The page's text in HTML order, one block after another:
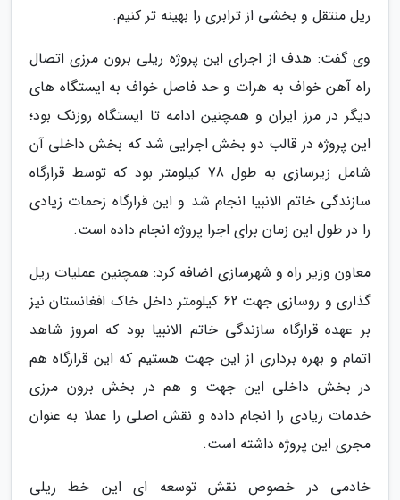
ریل منتقل و بخشی از ترابری را بهینه تر کنیم.
وی گفت: هدف از اجرای این پروژه ریلی برون مرزی اتصال
راه آهن خواف به هرات و حد فاصل خواف به ایستگاه های
دیگر در مرز ایران و همچنین ادامه تا ایستگاه روزنک بود؛
این پروژه در قالب دو بخش اجرایی شد که بخش داخلی آن
شامل زیرسازی به طول 78 کیلومتر بود که توسط قرارگاه
سازندگی خاتم الانبیا انجام شد و این قرارگاه زحمات زیادی
را در طول این زمان برای اجرا پروژه انجام داده است.
معاون وزیر راه و شهرسازی اضافه کرد: همچنین عملیات ریل
گذاری و روسازی جهت 62 کیلومتر داخل خاک افغانستان نیز
بر عهده قرارگاه سازندگی خاتم الانبیا بود که امروز شاهد
اتمام و بهره برداری از این جهت هستیم که این قرارگاه هم
در بخش داخلی این جهت و هم در بخش برون مرزی
خدمات زیادی را انجام داده و نقش اصلی را عملا به عنوان
مجری این پروژه داشته است.
خادمی در خصوص نقش توسعه ای این خط ریلی